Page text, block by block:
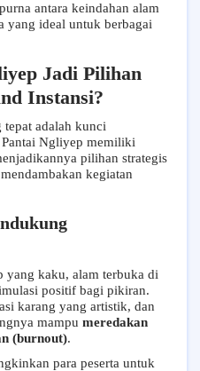
antara keindahan alam
yang ideal untuk berbagai
Jadi Pilihan
Instansi?
adalah kunci
Ngliyep memiliki
pilihan strategis
kegiatan
yang kaku, alam terbuka di
positif bagi pikiran.
karang yang artistik, dan
mampu meredakan
(burnout).
para peserta untuk